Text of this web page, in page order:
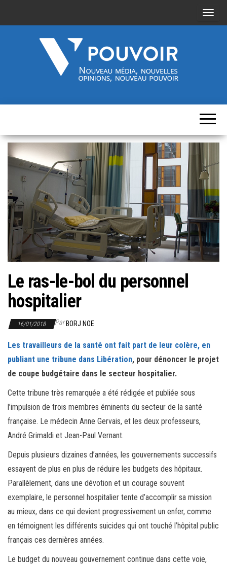
A
r
m
a
s
q
u
e
r
l
a
a
t
média,
nouveau
pouvoir
Le ras-le-bol du personnel
hospitalier
16/01/2018 ParBORJ NOE
Les travailleurs de la santé ont fait part de leur colère, en
publiant une tribune dans Libération, pour dénoncer le projet
de coupe budgétaire dans le secteur hospitalier.
Cette tribune très remarquée a été rédigée et publiée sous
l’impulsion de trois membres éminents du secteur de la santé
française. Le médecin Anne Gervais, et les deux professeurs,
André Grimaldi et Jean-Paul Vernant.
Depuis plusieurs dizaines d’années, les gouvernements successifs
essayent de plus en plus de réduire les budgets des hôpitaux.
Parallèlement, dans une dévotion et un courage souvent
exemplaire, le personnel hospitalier tente d’accomplir sa mission
au mieux, dans ce qui devient progressivement un enfer, comme
en témoignent les différents suicides qui ont touché l’hôpital public
français ces dernières années.
Le budget du nouveau gouvernement continue dans cette voie,